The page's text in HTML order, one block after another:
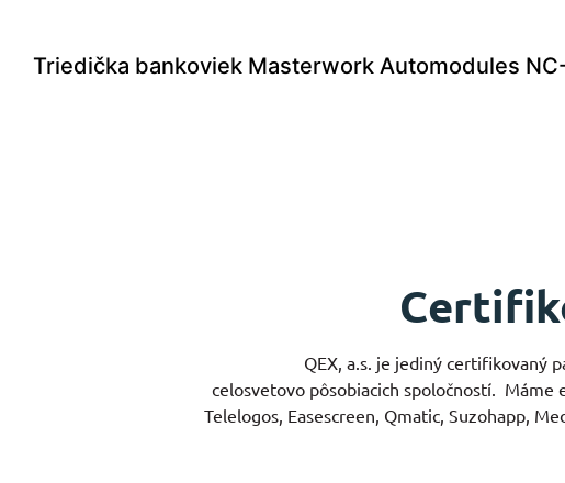
Triedička bankoviek Masterwork Automodules
QEX, a.s. je jediný certifikovaný
celosvetovo pôsobiacich spoločností.
Máme
Telelogos, Easescreen, Qmatic, Suzohapp,